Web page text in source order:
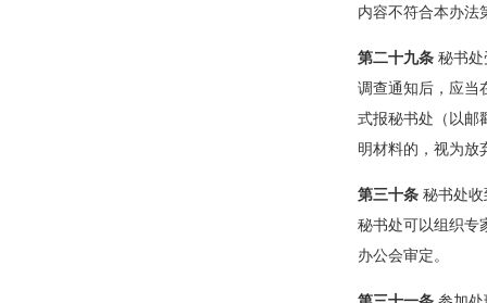
内容不符合本办法
第二十九条秘书处
调查通知后，应当
式报秘书处（以邮
明材料的，视为放
第三十条秘书处收
秘书处可以组织专
办公会审定。